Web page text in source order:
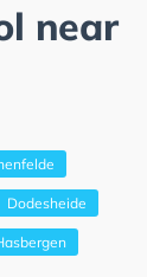
near
Dodesheide